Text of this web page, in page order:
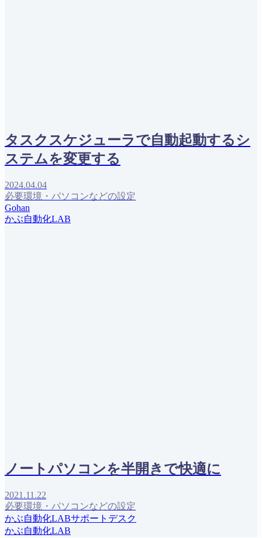
タスクスケジューラで自動起動するシ
ステムを変更する
2024.04.04
必要環境・パソコンなどの設定
Gohan
かぶ自動化LAB
ノートパソコンを半開きで快適に
2021.11.22
必要環境・パソコンなどの設定
かぶ自動化LABサポートデスク
かぶ自動化LAB